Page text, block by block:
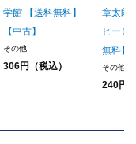
学館 【送料無料】
【中古】
その他
306円（税込）
章太郎
ヒーロ
無料】
その他
240円